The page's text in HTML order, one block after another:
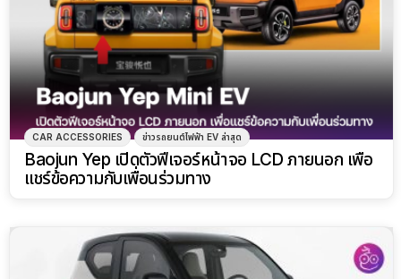
CAR ACCESSORIES ข่าวรถยนต์ไฟฟ้า EV ล่าสุด
Baojun Yep เปิดตัวฟีเจอร์หน้าจอ LCD ภายนอก เพื่อ
แชร์ข้อความกับเพื่อนร่วมทาง